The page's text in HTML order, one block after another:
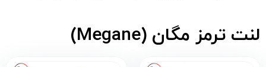
لنت ترمز مگان (Megane)